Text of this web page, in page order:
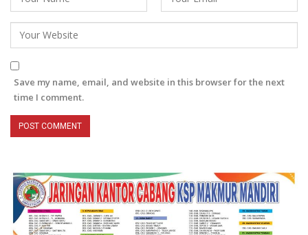
Save my name, email, and website in this browser for the next
time I comment.